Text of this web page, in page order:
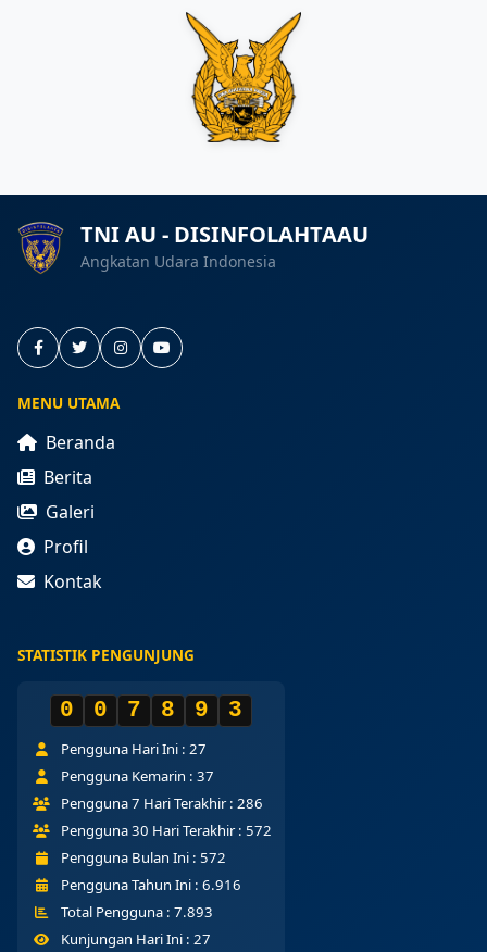
TNI AU - DISINFOLAHTAAU
Angkatan Udara Indonesia
MENU UTAMA
Beranda
Berita
Galeri
Profil
Kontak
STATISTIK PENGUNJUNG
0 0 7 8 9 3
Pengguna Hari Ini : 27
Pengguna Kemarin : 37
Pengguna 7 Hari Terakhir : 286
Pengguna 30 Hari Terakhir : 572
Pengguna Bulan Ini : 572
Pengguna Tahun Ini : 6.916
Total Pengguna : 7.893
Kunjungan Hari Ini : 27